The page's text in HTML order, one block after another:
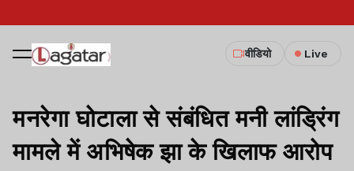
वीडियो Live
मनरेगा घोटाला से संबंधित मनी लांड्रिंग
मामले में अभिषेक झा के खिलाफ आरोप